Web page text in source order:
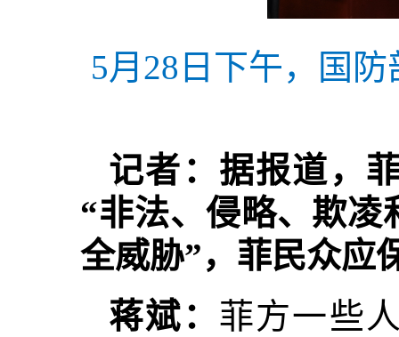
5月28日下午，国
记者：据报道，
“非法、侵略、欺凌
全威胁”，菲民众应
蒋斌： 菲方一些